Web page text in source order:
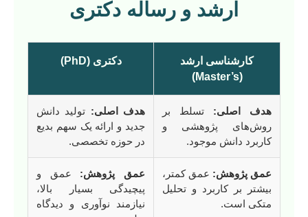
ارشد و رساله دکتری
کارشناسی ارشد
(Master’s)
دکتری (PhD)
هدف اصلی: تسلط بر
روش‌های پژوهشی و
کاربرد دانش موجود.
هدف اصلی: تولید دانش
جدید و ارائه یک سهم بدیع
در حوزه تخصصی.
عمق پژوهش: عمق کمتر،
بیشتر بر کاربرد و تحلیل
متکی است.
عمق پژوهش: عمق و
پیچیدگی بسیار بالا،
نیازمند نوآوری و دیدگاه